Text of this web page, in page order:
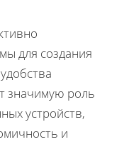
для создания
значимую роль
устройств,
и